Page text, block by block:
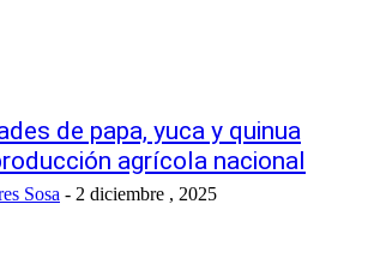
de papa, yuca y quinua
agrícola nacional
Sosa - 2 diciembre , 2025